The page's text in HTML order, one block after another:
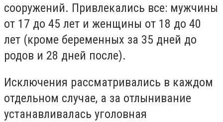
сооружений. Привлекались все: мужчины
от 17 до 45 лет и женщины от 18 до 40
лет (кроме беременных за 35 дней до
родов и 28 дней после).
Исключения рассматривались в каждом
отдельном случае, а за отлынивание
устанавливалась уголовная